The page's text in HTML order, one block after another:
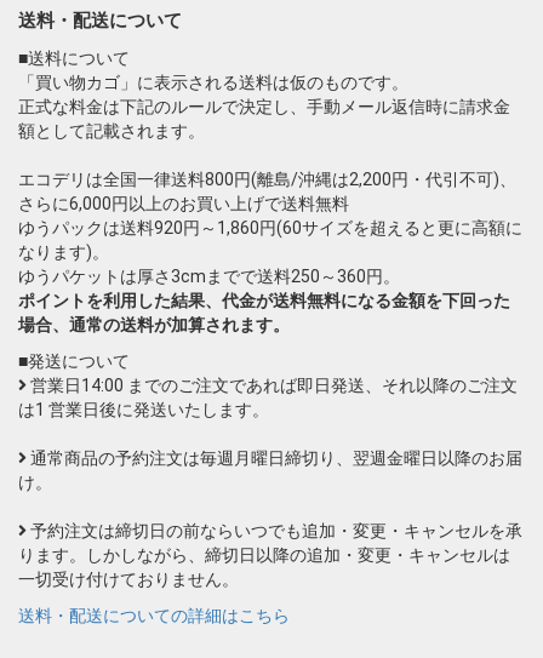
送料・配送について
■送料について
「買い物カゴ」に表示される送料は仮のものです。
正式な料金は下記のルールで決定し、手動メール返信時に請求金
額として記載されます。
エコデリは全国一律送料800円(離島/沖縄は2,200円・代引不可)、
さらに6,000円以上のお買い上げで送料無料
ゆうパックは送料920円～1,860円(60サイズを超えると更に高額に
なります)。
ゆうパケットは厚さ3cmまでで送料250～360円。
ポイントを利用した結果、代金が送料無料になる金額を下回った
場合、通常の送料が加算されます。
■発送について
営業日14:00 までのご注文であれば即日発送、それ以降のご注文
は1 営業日後に発送いたします。
通常商品の予約注文は毎週月曜日締切り、翌週金曜日以降のお届
け。
予約注文は締切日の前ならいつでも追加・変更・キャンセルを承
ります。しかしながら、締切日以降の追加・変更・キャンセルは
一切受け付けておりません。
送料・配送についての詳細はこちら